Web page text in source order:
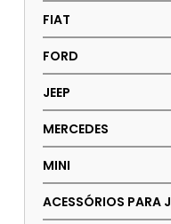
FIAT
FORD
JEEP
MERCEDES
MINI
ACESSÓRIOS PARA